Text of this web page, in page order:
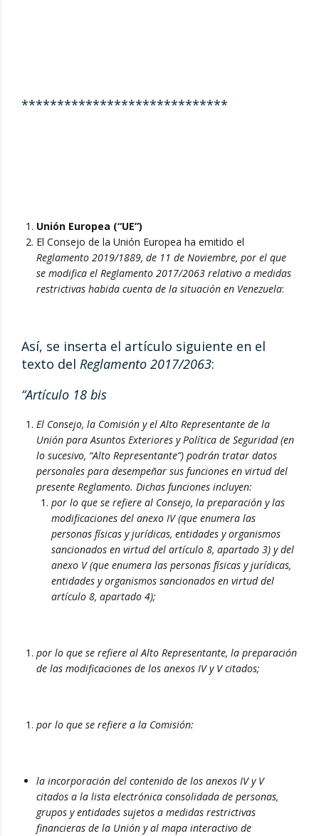
*****************************
Unión Europea (“UE”)
El Consejo de la Unión Europea ha emitido el
Reglamento 2019/1889, de 11 de Noviembre, por el que
se modifica el Reglamento 2017/2063 relativo a medidas
restrictivas habida cuenta de la situación en Venezuela:
Así, se inserta el artículo siguiente en el
texto del Reglamento 2017/2063:
“Artículo 18 bis
El Consejo, la Comisión y el Alto Representante de la
Unión para Asuntos Exteriores y Política de Seguridad (en
lo sucesivo, “Alto Representante”) podrán tratar datos
personales para desempeñar sus funciones en virtud del
presente Reglamento. Dichas funciones incluyen:
por lo que se refiere al Consejo, la preparación y las
modificaciones del anexo IV (que enumera las
personas físicas y jurídicas, entidades y organismos
sancionados en virtud del artículo 8, apartado 3) y del
anexo V (que enumera las personas físicas y jurídicas,
entidades y organismos sancionados en virtud del
artículo 8, apartado 4);
por lo que se refiere al Alto Representante, la preparación
de las modificaciones de los anexos IV y V citados;
por lo que se refiere a la Comisión:
la incorporación del contenido de los anexos IV y V
citados a la lista electrónica consolidada de personas,
grupos y entidades sujetos a medidas restrictivas
financieras de la Unión y al mapa interactivo de